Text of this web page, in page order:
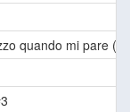
quando mi pare